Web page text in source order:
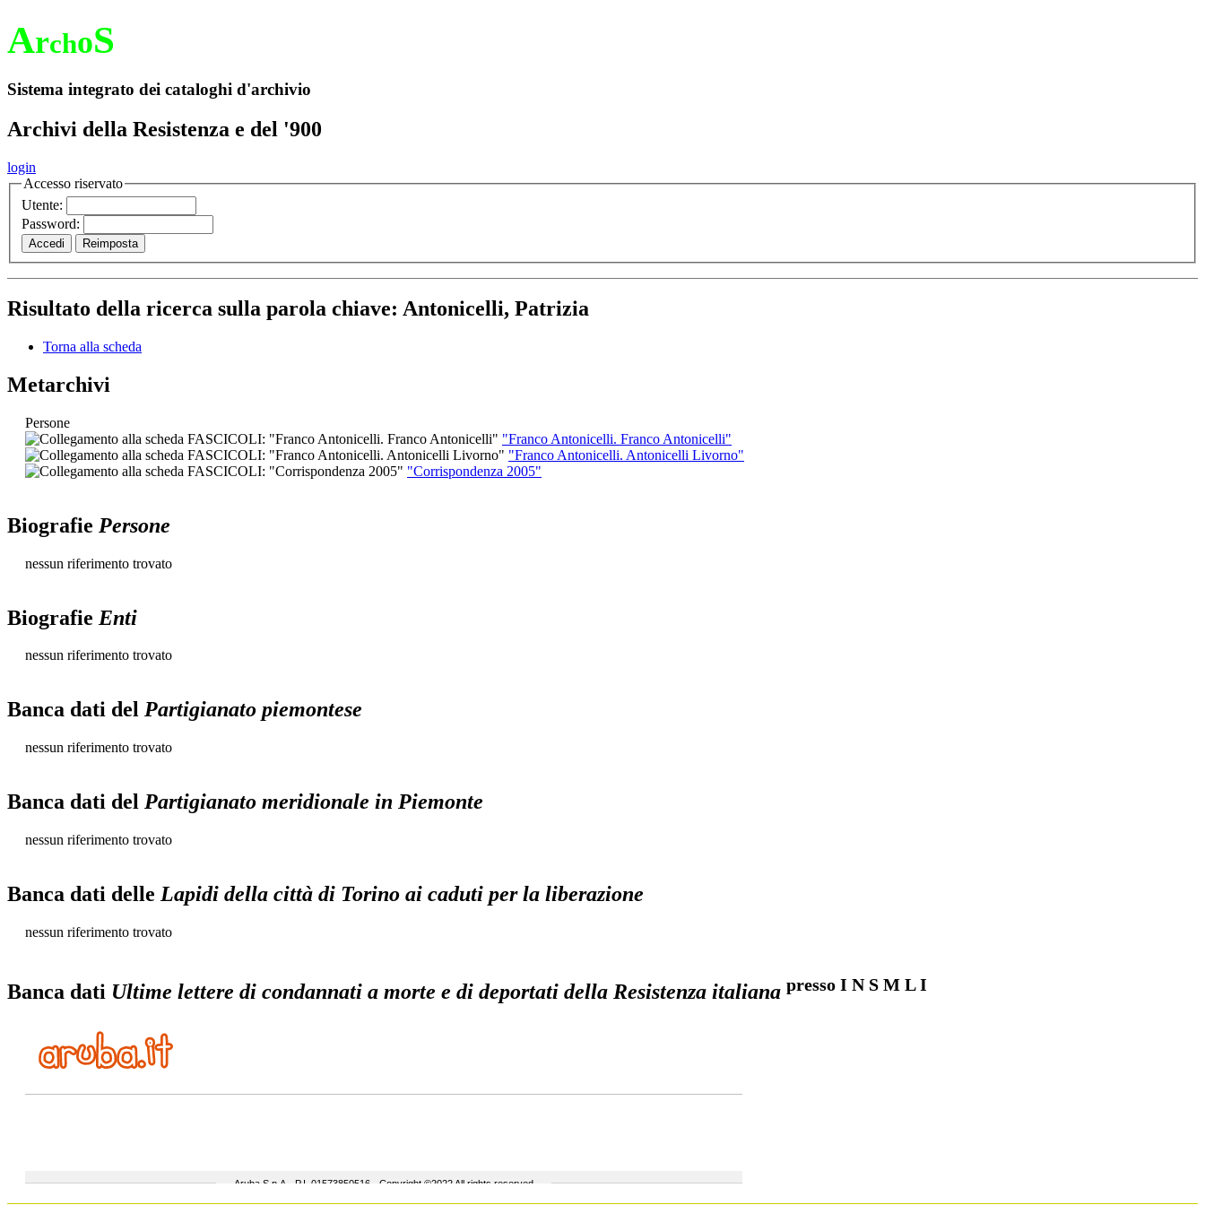
ArchoS
Sistema integrato dei cataloghi d'archivio
Archivi della Resistenza e del '900
login
Accesso riservato
Utente:
Password:
Risultato della ricerca sulla parola chiave: Antonicelli, Patrizia
Torna alla scheda
Metarchivi
Persone
"Franco Antonicelli. Franco Antonicelli"
"Franco Antonicelli. Antonicelli Livorno"
"Corrispondenza 2005"
Biografie Persone
nessun riferimento trovato
Biografie Enti
nessun riferimento trovato
Banca dati del Partigianato piemontese
nessun riferimento trovato
Banca dati del Partigianato meridionale in Piemonte
nessun riferimento trovato
Banca dati delle Lapidi della città di Torino ai caduti per la liberazione
nessun riferimento trovato
Banca dati Ultime lettere di condannati a morte e di deportati della Resistenza italiana presso I N S M L I